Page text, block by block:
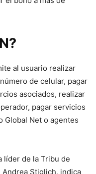
al usuario realizar
de celular, pagar
asociados, realizar
pagar servicios
Global Net o agentes
líder de la Tribu de
Andrea Stiglich, indica